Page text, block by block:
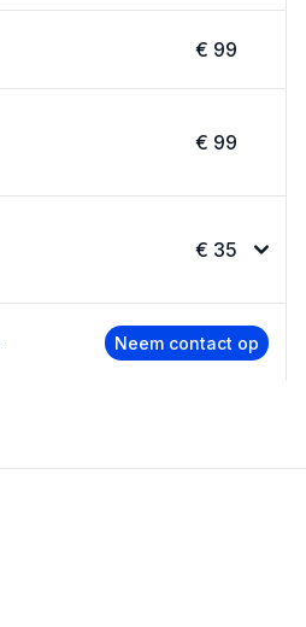
€ 99
€ 99
€ 35
Neem contact op